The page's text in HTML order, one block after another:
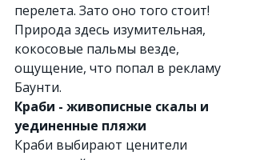
перелета. Зато оно того стоит!
Природа здесь изумительная,
кокосовые пальмы везде,
ощущение, что попал в рекламу
Баунти.
Краби - живописные скалы и
уединенные пляжи
Краби выбирают ценители